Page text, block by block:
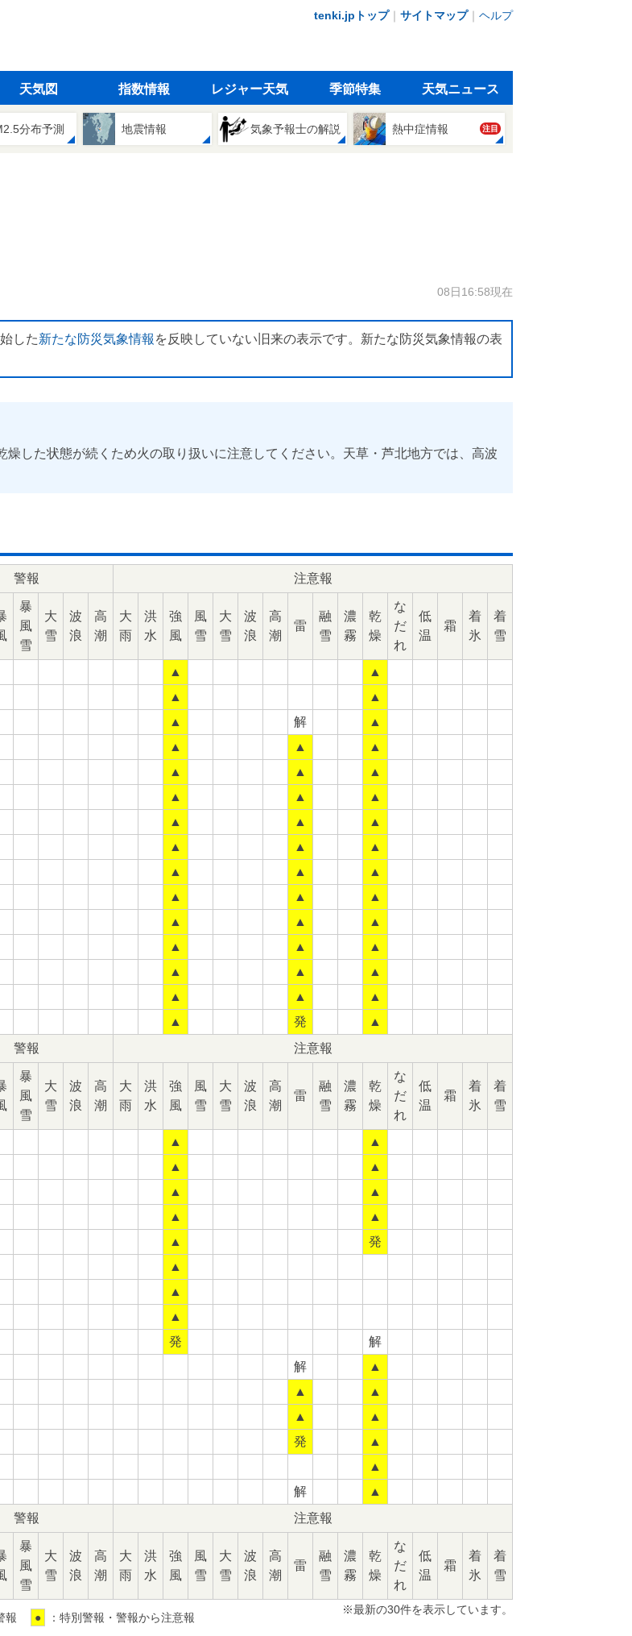
tenki.jpトップ｜ サイトマップ｜ ヘルプ
天気図 指数情報 レジャー天気 季節特集 天気ニュース
分布予測 地震情報 気象予報士の解説 熱中症情報 注目
08日16:58現在
した新たな防災気象情報 を反映していない旧来の表示です。新たな防災気象情報の表
燥した状態が続くため火の取り扱いに注意してください。天草・芦北地方では、高波
警報 注意報
暴
風
雪
大
雪
波
浪
高
潮
大
雨
洪
水
強
風
風
雪
大
雪
波
浪
高
潮
雷
融
雪
濃
霧
乾
燥
な
だ
れ
低
温
霜
着
氷
着
雪
▲
▲
▲
▲
▲ 解
▲
▲ ▲
▲
▲ ▲
▲
▲ ▲
▲
▲ ▲
▲
▲ ▲
▲
▲ ▲
▲
▲ ▲
▲
▲ ▲
▲
▲ ▲
▲
▲ ▲
▲
▲ ▲
▲
▲ 発 ▲
警報 注意報
暴
風
雪
大
雪
波
浪
高
潮
大
雨
洪
水
強
風
風
雪
大
雪
波
浪
高
潮
雷
融
雪
濃
霧
乾
燥
な
だ
れ
低
温
霜
着
氷
着
雪
▲
▲
▲
▲
▲
▲
▲
▲
▲
発
▲
▲
▲
発
解
解
▲
▲
▲
▲
▲
発
▲
▲
解 ▲
警報 注意報
暴
風
雪
大
雪
波
浪
高
潮
大
雨
洪
水
強
風
風
雪
大
雪
波
浪
高
潮
雷
融
雪
濃
霧
乾
燥
な
だ
れ
低
温
霜
着
氷
着
雪
※最新の30件を表示しています。
報 ● ：特別警報・警報から注意報